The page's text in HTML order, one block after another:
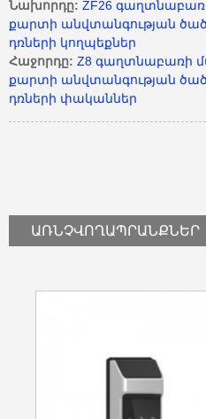
Նախորդը: ZF26
քարտի անվտանգության
դռների կողպեքներ
Հաջորդը: Z8 գաղտնաբառի
քարտի անվտանգության
դռների փականներ
ԱՌՆՉՎՈՂԱՊՐԱՆՔՆԵՐ